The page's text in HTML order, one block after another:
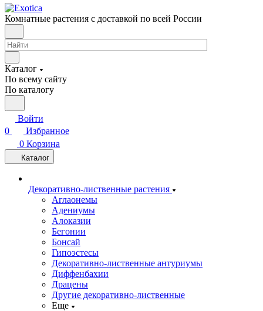
Комнатные растения с доставкой по всей России
Каталог
По всему сайту
По каталогу
Войти
0
Избранное
0 Корзина
Каталог
Декоративно-лиственные растения
Аглаонемы
Адениумы
Алоказии
Бегонии
Бонсай
Гипоэстесы
Декоративно-лиственные антуриумы
Диффенбахии
Драцены
Другие декоративно-лиственные
Еще